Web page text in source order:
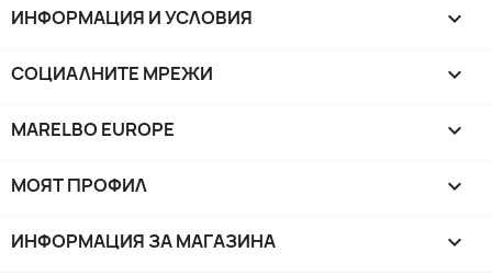
ИНФОРМАЦИЯ И УСЛОВИЯ 
СОЦИАЛНИТЕ МРЕЖИ 
MARELBO EUROPE 
МОЯТ ПРОФИЛ 
ИНФОРМАЦИЯ ЗА МАГАЗИНА keyboard_arrow_down